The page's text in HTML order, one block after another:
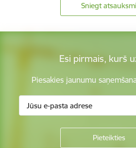
Sniegt atsauksmi
Esi pirmais, kurš
Piesakies jaunumu